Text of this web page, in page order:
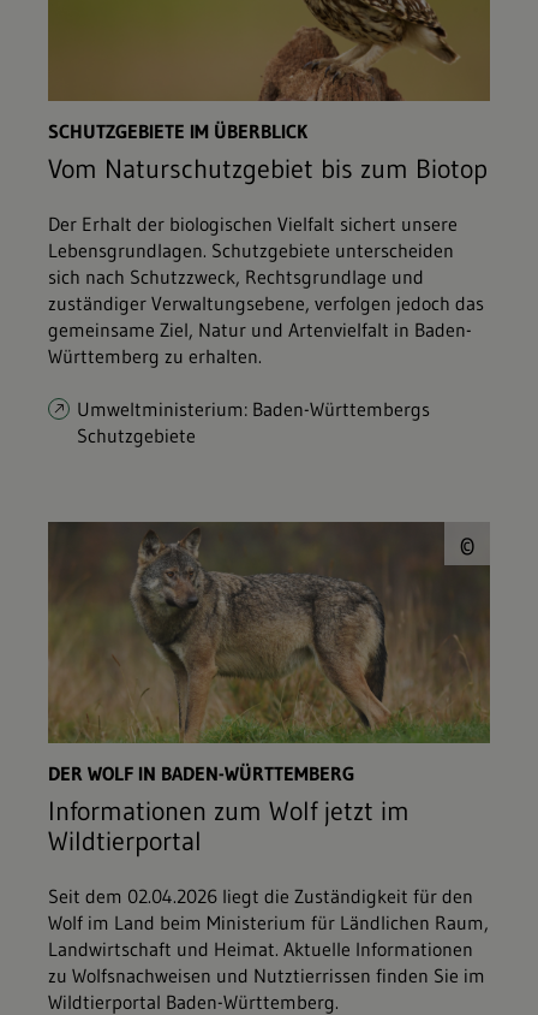
SCHUTZGEBIETE IM ÜBERBLICK
Vom Naturschutzgebiet bis zum Biotop
Der Erhalt der biologischen Vielfalt sichert unsere
Lebensgrundlagen. Schutzgebiete unterscheiden
sich nach Schutzzweck, Rechtsgrundlage und
zuständiger Verwaltungsebene, verfolgen jedoch das
gemeinsame Ziel, Natur und Artenvielfalt in Baden-
Württemberg zu erhalten.
Umweltministerium: Baden-Württembergs
Schutzgebiete
©
DER WOLF IN BADEN-WÜRTTEMBERG
Informationen zum Wolf jetzt im
Wildtierportal
Seit dem 02.04.2026 liegt die Zuständigkeit für den
Wolf im Land beim Ministerium für Ländlichen Raum,
Landwirtschaft und Heimat. Aktuelle Informationen
zu Wolfsnachweisen und Nutztierrissen finden Sie im
Wildtierportal Baden-Württemberg.